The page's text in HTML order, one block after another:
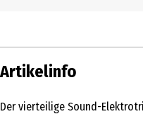
Artikelinfo
Der vierteilige Sound-